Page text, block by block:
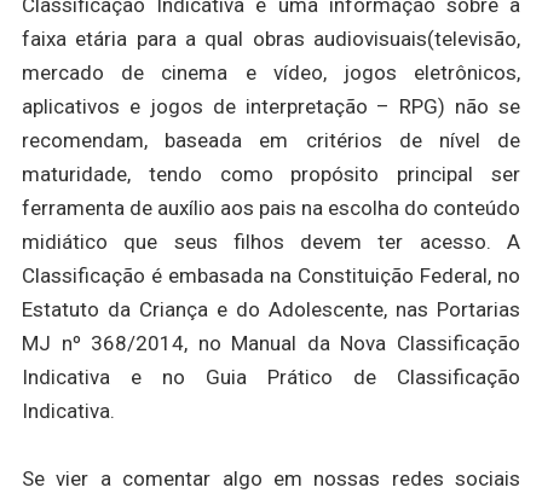
faixa etária para a qual obras audiovisuais(televisão,
mercado de cinema e vídeo, jogos eletrônicos,
aplicativos e jogos de interpretação – RPG) não se
recomendam, baseada em critérios de nível de
maturidade, tendo como propósito principal ser
ferramenta de auxílio aos pais na escolha do conteúdo
midiático que seus filhos devem ter acesso. A
Classificação é embasada na Constituição Federal, no
Estatuto da Criança e do Adolescente, nas Portarias
MJ nº 368/2014, no Manual da Nova Classificação
Indicativa e no Guia Prático de Classificação
Indicativa.
Se vier a comentar algo em nossas redes sociais